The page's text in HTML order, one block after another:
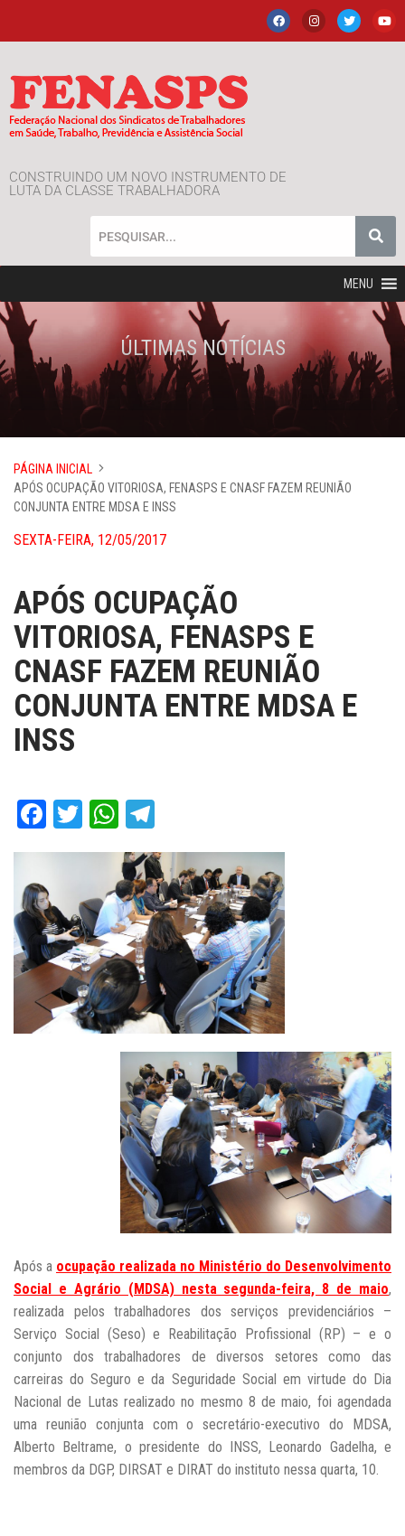
CONSTRUINDO UM NOVO INSTRUMENTO DE
LUTA DA CLASSE TRABALHADORA
MENU
ÚLTIMAS NOTÍCIAS
PÁGINA INICIAL
APÓS OCUPAÇÃO VITORIOSA, FENASPS E CNASF FAZEM REUNIÃO
CONJUNTA ENTRE MDSA E INSS
SEXTA-FEIRA, 12/05/2017
APÓS OCUPAÇÃO
VITORIOSA, FENASPS E
CNASF FAZEM REUNIÃO
CONJUNTA ENTRE MDSA E
INSS
Facebook
TwitterWhatsApp
Após a ocupação realizada no Ministério do Desenvolvimento
Social e Agrário (MDSA) nesta segunda-feira, 8 de maio,
realizada pelos trabalhadores dos serviços previdenciários –
Serviço Social (Seso) e Reabilitação Profissional (RP) – e o
conjunto dos trabalhadores de diversos setores como das
carreiras do Seguro e da Seguridade Social em virtude do Dia
Nacional de Lutas realizado no mesmo 8 de maio, foi agendada
uma reunião conjunta com o secretário-executivo do MDSA,
Alberto Beltrame, o presidente do INSS, Leonardo Gadelha, e
membros da DGP, DIRSAT e DIRAT do instituto nessa quarta, 10.